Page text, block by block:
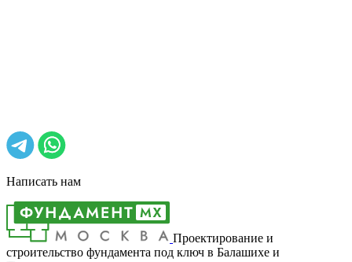
Написать нам
Проектирование и
строительство фундамента под ключ в Балашихе и